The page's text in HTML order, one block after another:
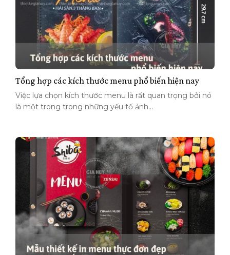
Tổng hợp các kích thước menu phổ biến hiện nay
Việc lựa chọn kích thước menu là rất quan trọng bởi nó
là một trong trong những yếu tố ảnh...